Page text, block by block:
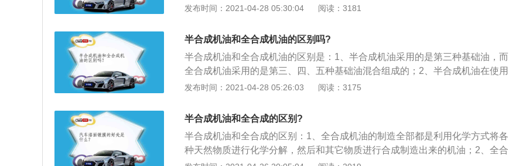
的润滑清洁功效，价格也比较实惠，其性价比较高，能够为普通轿车提供优良的
够为发动机提供优良的润滑作用，其高低温性，高速润滑性都非常的突出，一般
用于高挡的汽车、赛车、极端气候下的汽车，价格是矿物机油的数倍；3、同
样，在相同的工作环境里，全合成油因为使用期限比半合成油长很多，因此虽然
成本较高，但是比较换油次数之后，并不比矿物油高很多。
发布时间：2021-04-28 05:30:04 阅读：3181
半合成机油和全合成机油的区别吗?
半合成机油和全合成机油的区别是：1、半合成机油采用的是第三种基础油，而
全合成机油采用的是第三、四、五种基础油混合组成的；2、半合成机油在使用
过程中半年或7500公里需要更换一次，全合成机油在使用过程中一年或10000公
全合成机油可以达到保护发动机的目的，而半合成机油使用要求较高。
发布时间：2021-04-28 05:26:03 阅读：3175
半合成机油和全合成的区别?
半合成机油和全合成的区别：1、全合成机油的制造全部都是利用化学方式将各
种天然物质进行化学分解，然后和其它物质进行合成制造出来的机油；2、全合